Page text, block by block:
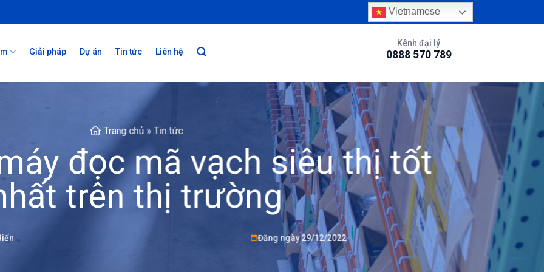
Vietnamese
Giải pháp Dự án Tin tức Liên hệ
Kênh đại lý
0888 570 789
Trang chủ » Tin tức
đọc mã vạch siêu thị tốt
trên thị trường
Đăng ngày 29/12/2022